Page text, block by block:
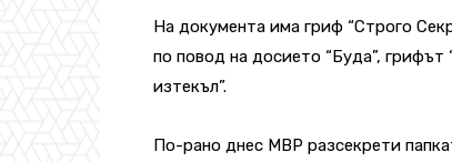
На документа има гриф “Строго
по повод на досието “Буда”,
изтекъл”.
По-рано днес МВР разсекрети